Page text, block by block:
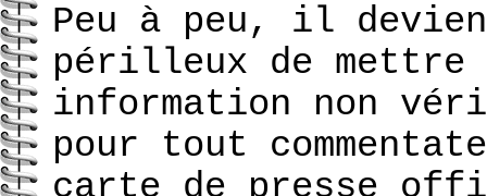
Peu à peu, il
périlleux de mettre
information non
pour tout
carte de presse